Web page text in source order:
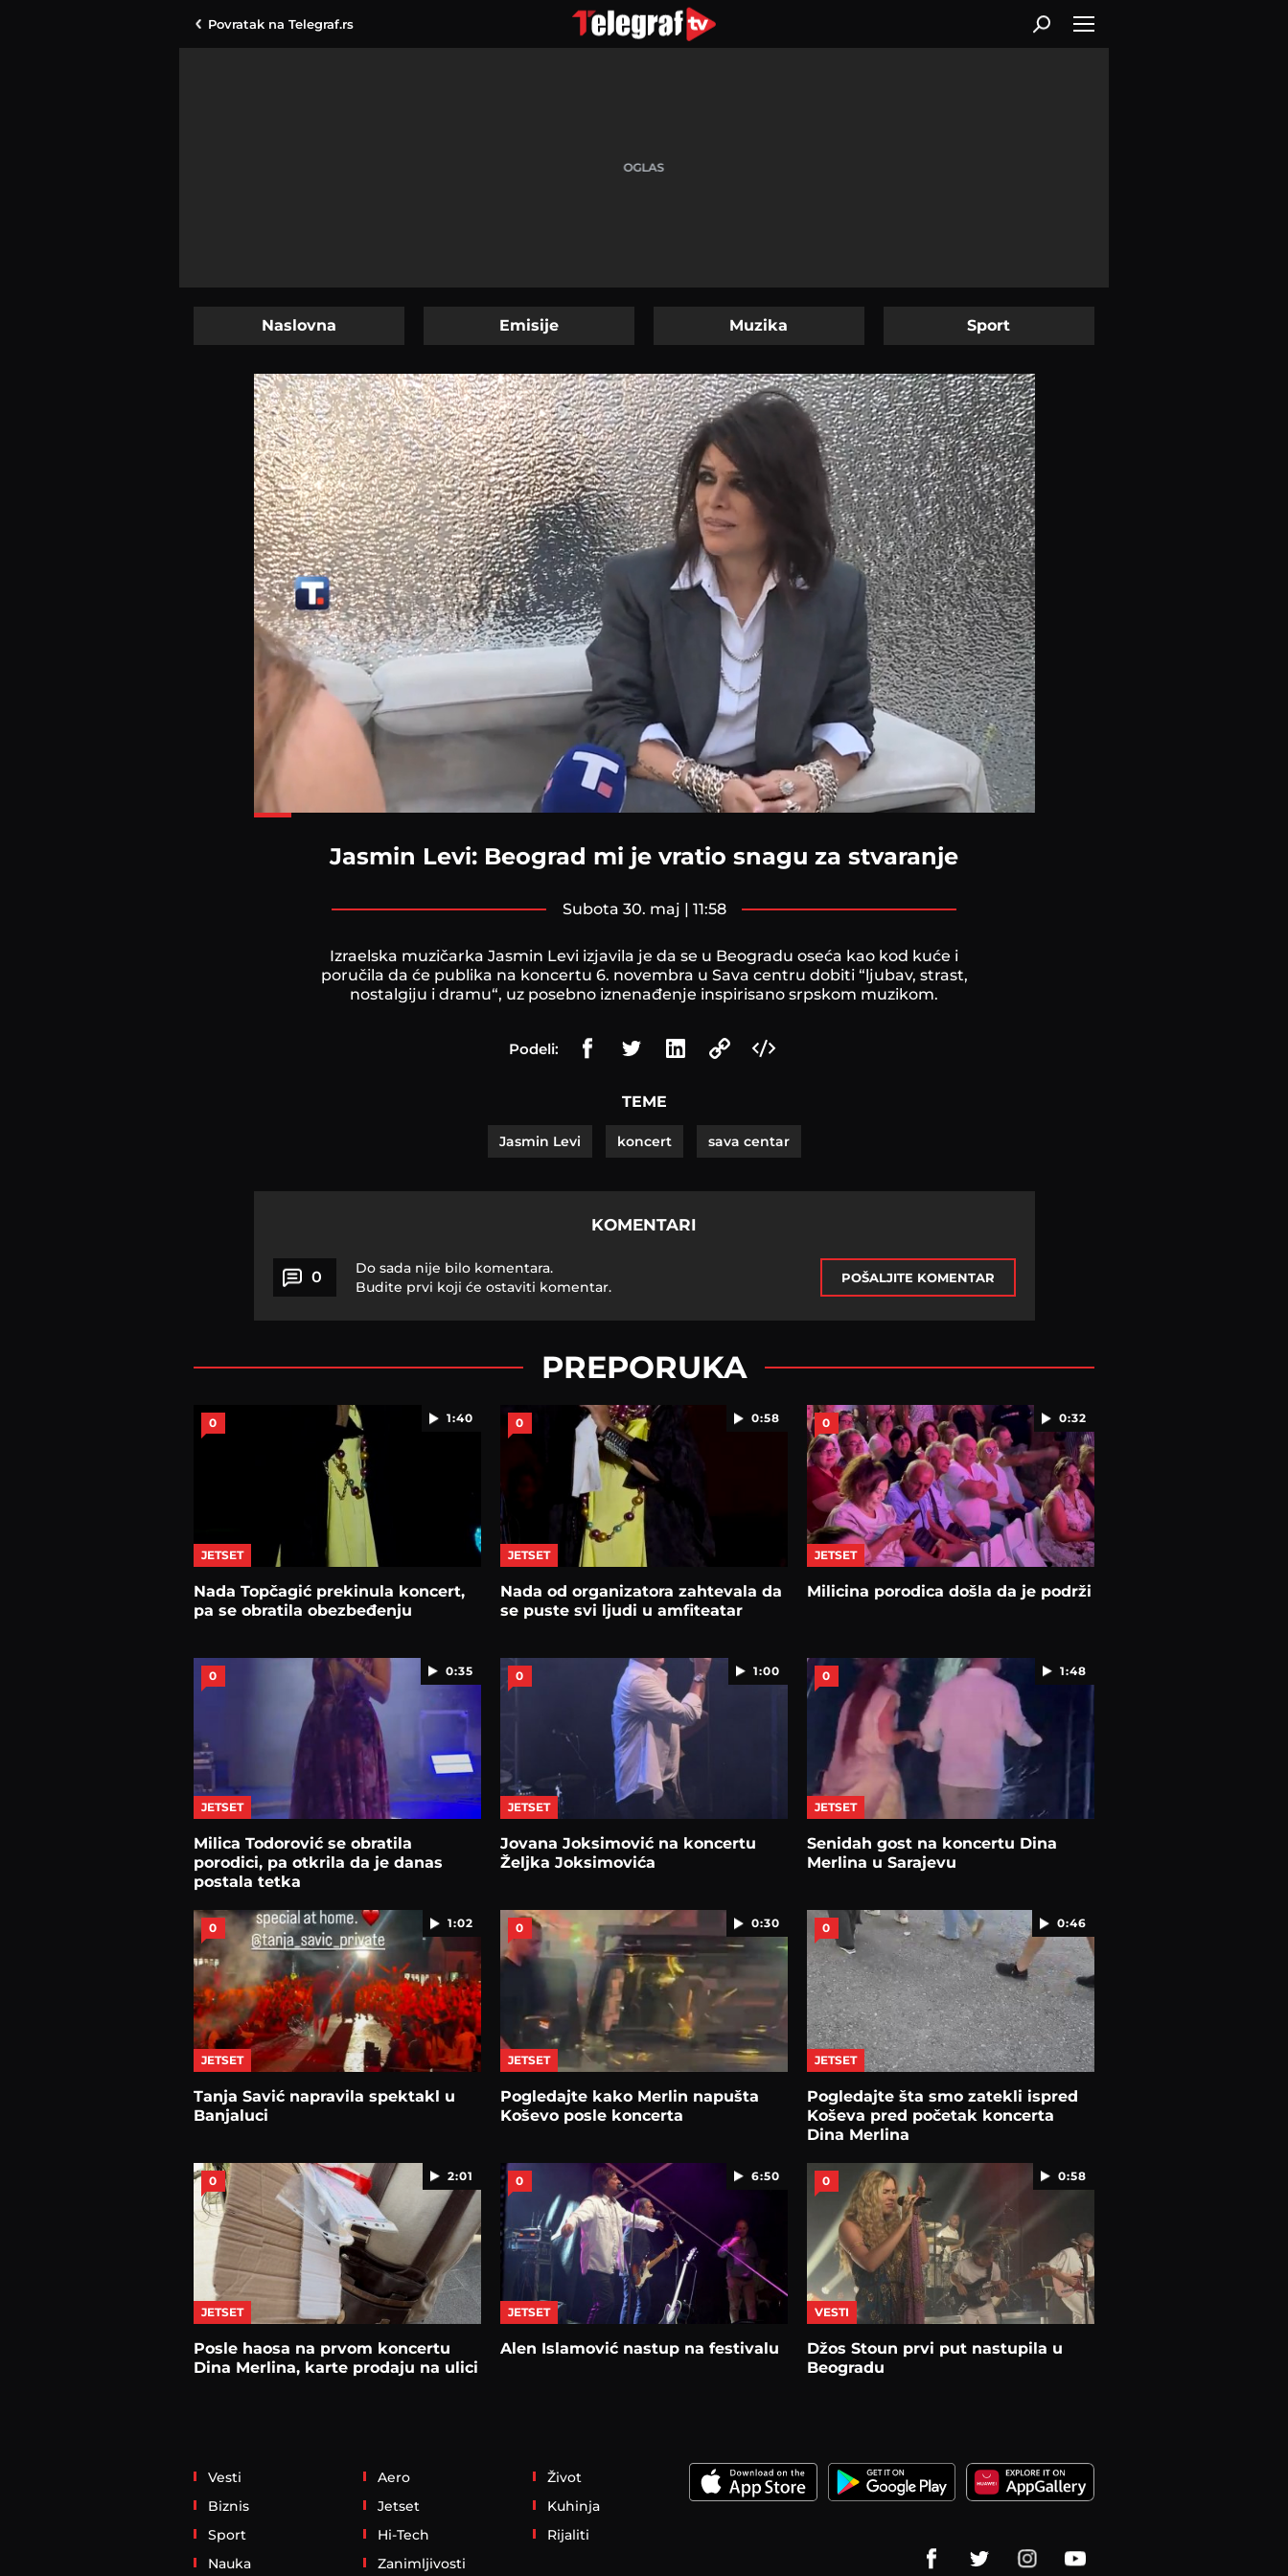
Povratak na Telegraf.rs
Naslovna Emisije Muzika Sport
Jasmin Levi: Beograd mi je vratio snagu za stvaranje
subota 30. maj | 11:58
Izraelska muzičarka Jasmin Levi izjavila je da se u Beogradu oseća kao kod kuće i
poručila da će publika na koncertu 6. novembra u Sava centru dobiti “ljubav, strast,
nostalgiju i dramu“, uz posebno iznenađenje inspirisano srpskom muzikom.
Podeli:
TEME
Jasmin Levi koncert sava centar
KOMENTARI
0
Do sada nije bilo komentara.
Budite prvi koji će ostaviti komentar.
POŠALJITE KOMENTAR
PREPORUKA
1:40
0
JETSET
Nada Topčagić prekinula koncert,
pa se obratila obezbeđenju
0:58
0
JETSET
Nada od organizatora zahtevala da
se puste svi ljudi u amfiteatar
0:32
0
JETSET
Milicina porodica došla da je podrži
0:35
0
JETSET
Milica Todorović se obratila
porodici, pa otkrila da je danas
postala tetka
1:00
0
JETSET
Jovana Joksimović na koncertu
Željka Joksimovića
1:48
0
JETSET
Senidah gost na koncertu Dina
Merlina u Sarajevu
1:02
0
JETSET
Tanja Savić napravila spektakl u
Banjaluci
0:30
0
JETSET
Pogledajte kako Merlin napušta
Koševo posle koncerta
0:46
0
JETSET
Pogledajte šta smo zatekli ispred
Koševa pred početak koncerta
Dina Merlina
2:01
0
JETSET
Posle haosa na prvom koncertu
Dina Merlina, karte prodaju na ulici
6:50
0
JETSET
Alen Islamović nastup na festivalu
0:58
0
VESTI
Džos Stoun prvi put nastupila u
Beogradu
Vesti
Biznis
Sport
Nauka
Aero
Jetset
Hi-Tech
Zanimljivosti
Život
Kuhinja
Rijaliti